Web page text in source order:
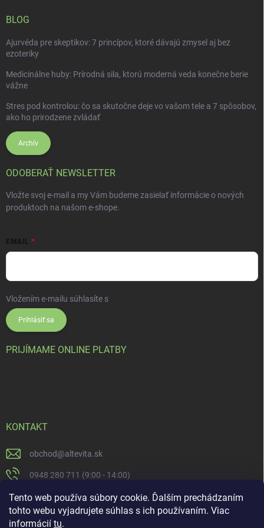
Tento web používa súbory cookie. Ďalším prechádzaním
tohto webu vyjadrujete súhlas s ich používaním. Viac
informácií tu.
BLOG
Ajurvéda pre skeptikov: 7 princípov, ktoré dávajú zmysel aj bez
ezoteriky
Medicinálne huby: Prírodná sila, ktorú moderná veda konečne berie
vážne
Stres pod kontrolou: čo sa skutočne deje vo vašom tele a 7 spôsobov,
ako ho prirodzene zvládať
Archív
ODOBERAŤ NEWSLETTER
Vložte svoj e-mail a my Vám budeme zasielať informácie o nových
produktoch na našom e-shope.
EMAIL
Vložením e-mailu súhlasíte s
Prihlásiť sa
PRIJÍMAME ONLINE PLATBY
KONTAKT
obchod@altevita.sk
0948 280 711 (9:00 - 14:00)
Altevita.sk
altevita